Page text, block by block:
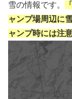
雪の情報です。
ャンプ場周辺に
ャンプ時には注